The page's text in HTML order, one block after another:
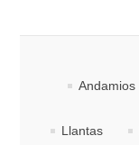
Andamios
Llantas